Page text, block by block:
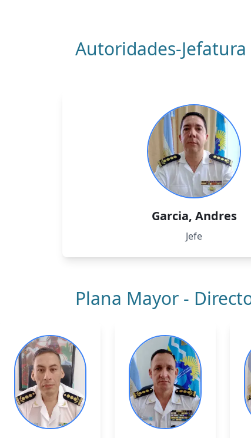
Autoridades-Jefatura
Garcia, Andres
Jefe
Plana Mayor -